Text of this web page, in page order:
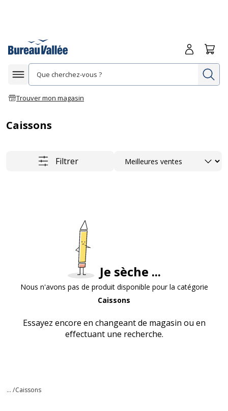
Afficher la navigation
Trouver mon magasin
Me
Caissons
Filtrer Trier
Je sèche ...
Nous n'avons pas de produit disponible pour la catégorie
Caissons
Essayez encore en changeant de magasin ou en
effectuant une recherche.
... /Caissons